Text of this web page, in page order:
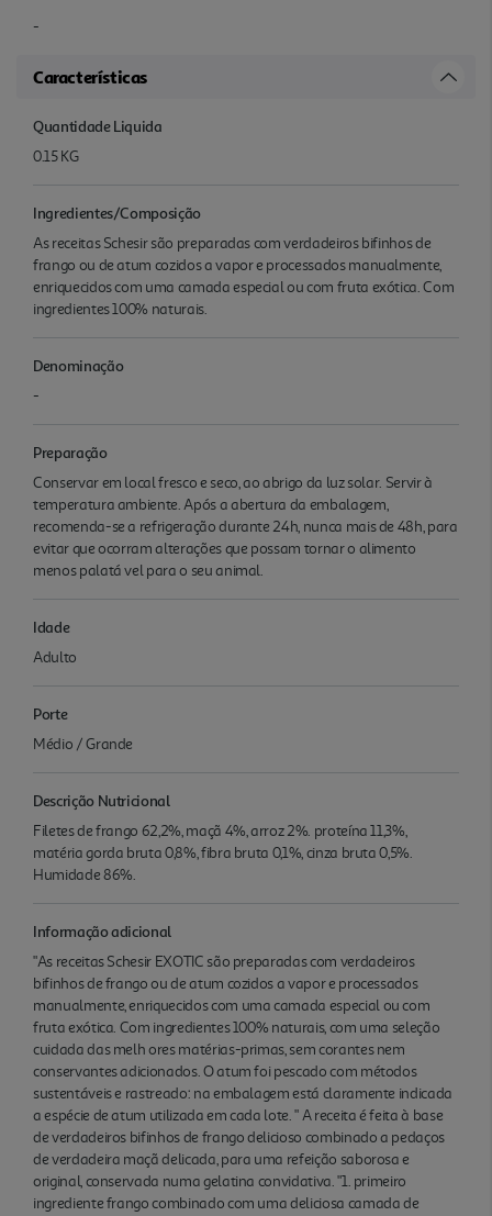
-
Características
Quantidade Liquida
0.15 KG
Ingredientes/Composição
As receitas Schesir são preparadas com verdadeiros bifinhos de
frango ou de atum cozidos a vapor e processados manualmente,
enriquecidos com uma camada especial ou com fruta exótica. Com
ingredientes 100% naturais.
Denominação
-
Preparação
Conservar em local fresco e seco, ao abrigo da luz solar. Servir à
temperatura ambiente. Após a abertura da embalagem,
recomenda-se a refrigeração durante 24h, nunca mais de 48h, para
evitar que ocorram alterações que possam tornar o alimento
menos palatá vel para o seu animal.
Idade
Adulto
Porte
Médio / Grande
Descrição Nutricional
Filetes de frango 62,2%, maçã 4%, arroz 2%. proteína 11,3%,
matéria gorda bruta 0,8%, fibra bruta 0,1%, cinza bruta 0,5%.
Humidade 86%.
Informação adicional
"As receitas Schesir EXOTIC são preparadas com verdadeiros
bifinhos de frango ou de atum cozidos a vapor e processados
manualmente, enriquecidos com uma camada especial ou com
fruta exótica. Com ingredientes 100% naturais, com uma seleção
cuidada das melh ores matérias-primas, sem corantes nem
conservantes adicionados. O atum foi pescado com métodos
sustentáveis e rastreado: na embalagem está claramente indicada
a espécie de atum utilizada em cada lote. " A receita é feita à base
de verdadeiros bifinhos de frango delicioso combinado a pedaços
de verdadeira maçã delicada, para uma refeição saborosa e
original, conservada numa gelatina convidativa. "1. primeiro
ingrediente frango combinado com uma deliciosa camada de